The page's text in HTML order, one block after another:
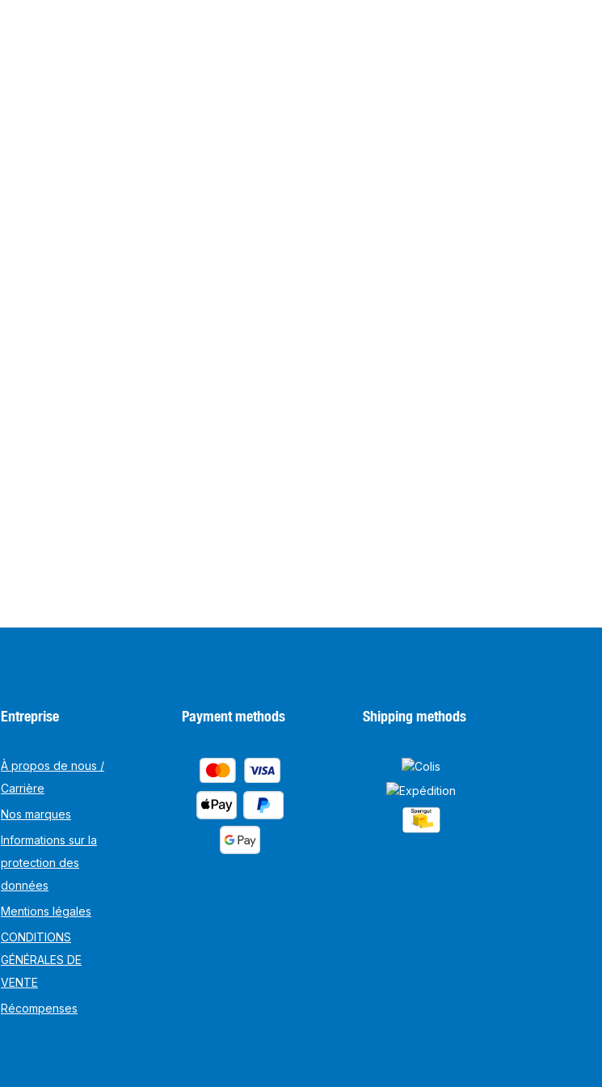
Entreprise
À propos de nous /
Carrière
Nos marques
Informations sur la
protection des
données
Mentions légales
CONDITIONS
GÉNÉRALES DE
VENTE
Récompenses
Payment methods Shipping methods